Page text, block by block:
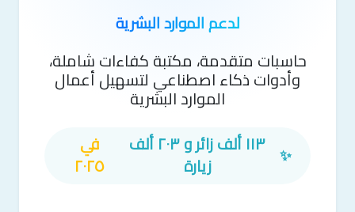
لدعم الموارد البشرية
حاسبات متقدمة، مكتبة كفاءات شاملة،
وأدوات ذكاء اصطناعي لتسهيل أعمال
الموارد البشرية
✨
١١٣ ألف زائر و ٢٠٣ ألف
زيارة
في
٢٠٢٥